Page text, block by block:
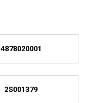
4878020001
2S001379